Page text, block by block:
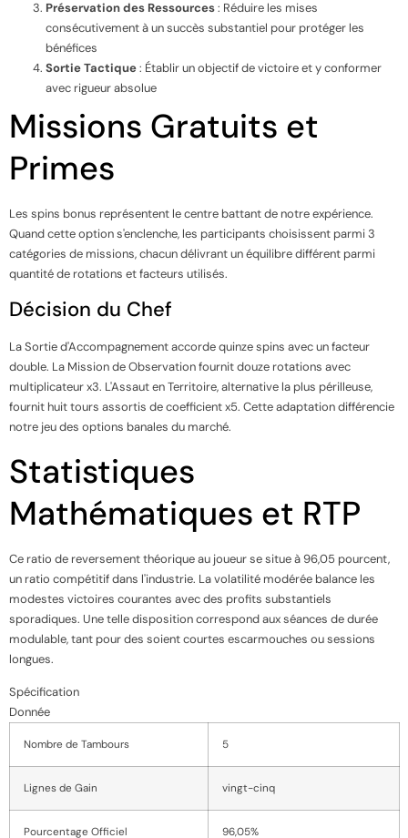
Préservation des Ressources: Réduire les mises
consécutivement à un succès substantiel pour protéger les
bénéfices
Sortie Tactique: Établir un objectif de victoire et y conformer
avec rigueur absolue
Missions Gratuits et
Primes
Les spins bonus représentent le centre battant de notre expérience.
Quand cette option s'enclenche, les participants choisissent parmi 3
catégories de missions, chacun délivrant un équilibre différent parmi
quantité de rotations et facteurs utilisés.
Décision du Chef
La Sortie d'Accompagnement accorde quinze spins avec un facteur
double. La Mission de Observation fournit douze rotations avec
multiplicateur x3. L'Assaut en Territoire, alternative la plus périlleuse,
fournit huit tours assortis de coefficient x5. Cette adaptation différencie
notre jeu des options banales du marché.
Statistiques
Mathématiques et RTP
Ce ratio de reversement théorique au joueur se situe à 96,05 pourcent,
un ratio compétitif dans l'industrie. La volatilité modérée balance les
modestes victoires courantes avec des profits substantiels
sporadiques. Une telle disposition correspond aux séances de durée
modulable, tant pour des soient courtes escarmouches ou sessions
longues.
Spécification
Donnée
Nombre de Tambours 5
Lignes de Gain vingt-cinq
Pourcentage Officiel 96,05%